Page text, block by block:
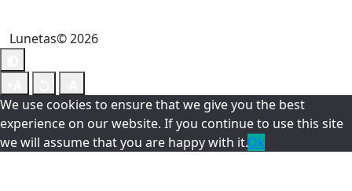
Lunetas© 2026
We use cookies to ensure that we give you the best
experience on our website. If you continue to use this site
we will assume that you are happy with it.Ok